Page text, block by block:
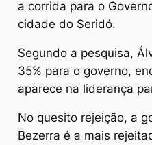
a corrida para o
cidade do Seridó.
Segundo a pesquisa,
35% para o governo,
aparece na liderança
No quesito rejeição, a
Bezerra é a mais